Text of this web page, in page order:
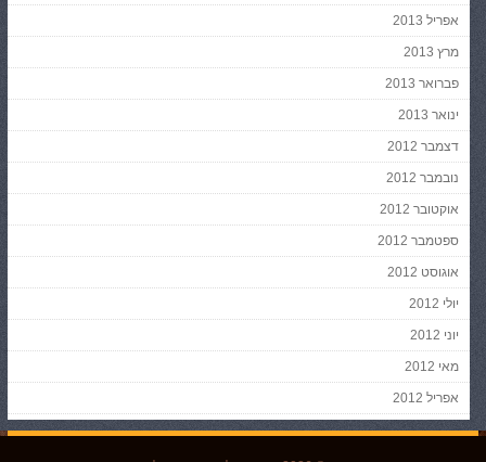
אפריל 2013
מרץ 2013
פברואר 2013
ינואר 2013
דצמבר 2012
נובמבר 2012
אוקטובר 2012
ספטמבר 2012
אוגוסט 2012
יולי 2012
יוני 2012
מאי 2012
אפריל 2012